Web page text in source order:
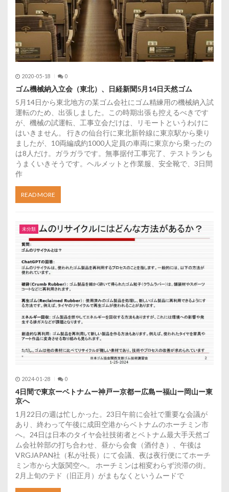
2020-05-18 0
ゴム機械納入立会（東北）、日経新聞5月14日天然ゴム
5月14日から東北地方の某ゴム会社にゴム精練用の機械納入試
運転のため、出張しました。この時期出張も控えるべきです
が、機械の試運転、工事立会だけは、リモートというわけに
はいきません。 行きの仙台行に東北新幹線に東京駅から乗り
ましたが、10両編成約1000人定員の車両に東京から乗ったの
は8人だけ。ガラガラです。無事据付工事完了、テストランも
うまくいきそうです。ヘルメットと作業服、安全靴で、3日間
作
READ MORE
未分類
2024-01-28 0
4日間で東京ーベトナムー神戸ー京都ー広島ー福山ー岡山ー東
京へ
1月22日の週は忙しかった。23日午前に会社で重要な会議が
あり、終わって午後に成田空港からベトナムのホーチミン市
へ。24日は日本のタイヤ会社技術者とベトナム最大手天然ゴ
ム会社幹部の打ち合わせ、昼から会食（酒付き）、午後は
VRGJAPAN社（私が社長）にて会議、夜は夜行便にてホーチ
ミン市から大阪関空へ。 ホーチミンは相変わらず渋滞の街。
2月上旬のテド（旧正月）がまもなくというムードで